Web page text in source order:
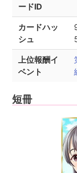
ードID
カードハッ
シュ
上位報酬イ
ベント
短冊